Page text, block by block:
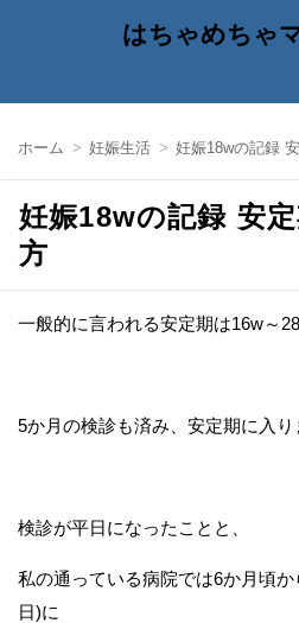
はちゃめちゃ
ホーム 妊娠生活 妊娠18wの記録
妊娠18wの記録 安
方
一般的に言われる安定期は16w～28
5か月の検診も済み、安定期に入り
検診が平日になったことと、
私の通っている病院では6か月頃
日)に